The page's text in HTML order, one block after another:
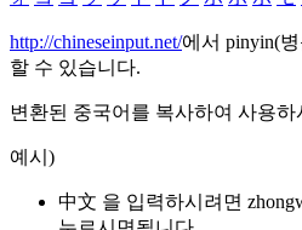
http://chineseinput.net/에서 pinyin(
할 수 있습니다.
변환된 중국어를 복사하여 사용하
예시)
中文 을 입력하시려면